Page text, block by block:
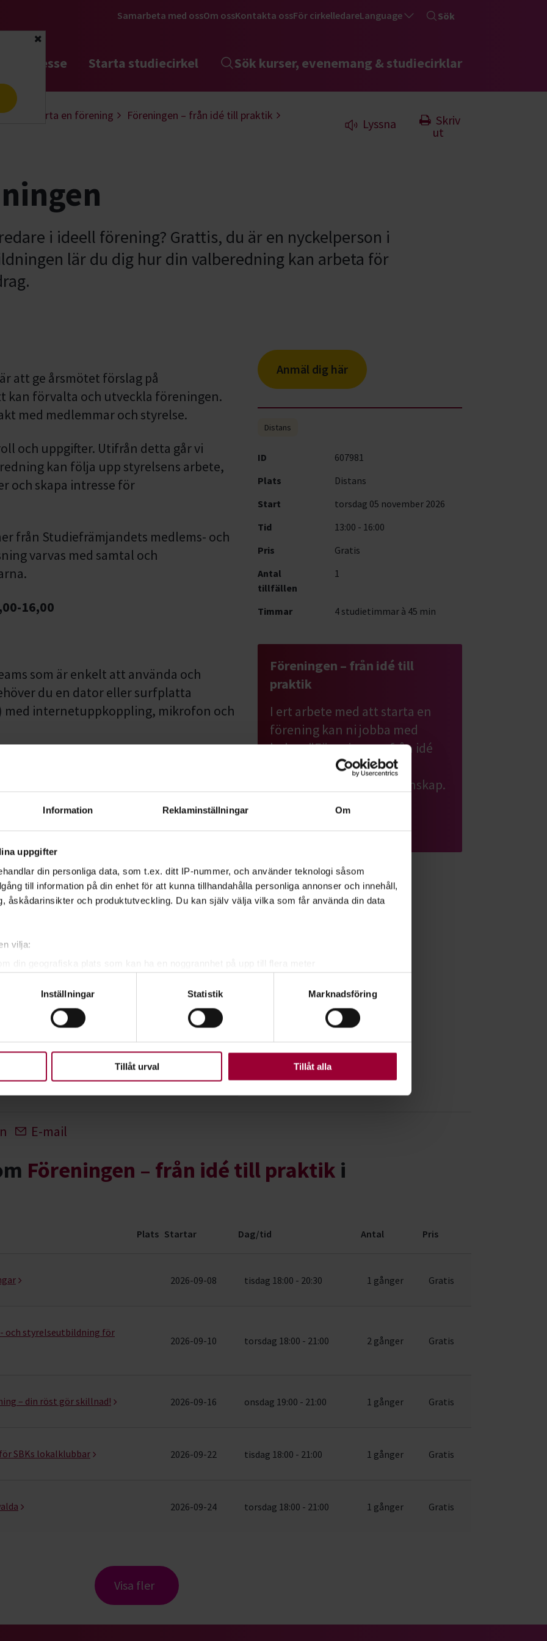
Information Reklaminställningar Om
uppgifter
din personliga data, som t.ex. ditt IP-nummer, och använder teknologi såsom
till information på din enhet för att kunna tillhandahålla personliga annonser och innehåll,
åskådarinsikter och produktutveckling. Du kan själv välja vilka som får använda din data
vilja:
din geografiska plats som kan ha en noggrannhet på upp till flera meter
uppgifter behandlas och ställ in dina preferenser i
detaljsektionen . Du kan ändra
när som helst från cookie-förklaringen.
som möjligt använder vi kakor (cookies) på vår webbplats. Vissa kakor är
Inställningar Statistik Marknadsföring
Tillåt urval Tillåt alla
Stäng
Samarbeta med ossOm ossKontakta ossFör cirkelledareLanguage Sök
intresse Starta studiecirkel Sök kurser, evenemang & studiecirklar
Starta en förening
Föreningen – från idé till praktik
Lyssna
Skriv
ut
i ideell förening? Grattis, du är en nyckelperson i
lär du dig hur din valberedning kan arbeta för
att ge årsmötet förslag på
kan förvalta och utveckla föreningen.
med medlemmar och styrelse.
och uppgifter. Utifrån detta går vi
kan följa upp styrelsens arbete,
och skapa intresse för
från Studiefrämjandets medlems- och
varvas med samtal och
16,00
som är enkelt att använda och
du en dator eller surfplatta
med internetuppkoppling, mikrofon och
redan idag!
Studiefrämjandets verksamhet.
Natur
Anmäl dig här
Distans
ID
607981
Plats
Distans
Start
torsdag 05 november 2026
Tid
13:00 - 16:00
Pris
Gratis
Antal
tillfällen
1
Timmar 4 studietimmar à 45 min
Föreningen – från idé till
praktik
I ert arbete med att starta en
förening kan ni jobba med
boken "Föreningen - från idé
till praktik". Här lär ni er
grunderna i föreningskunskap.
E-mail
Föreningen – från idé till praktik i
Plats Startar Dag/tid Antal Pris
2026-09-08 tisdag 18:00 - 20:30 1 gånger Gratis
och styrelseutbildning för
2026-09-10 torsdag 18:00 - 21:00 2 gånger Gratis
– din röst gör skillnad! 2026-09-16 onsdag 19:00 - 21:00 1 gånger Gratis
SBKs lokalklubbar 2026-09-22 tisdag 18:00 - 21:00 1 gånger Gratis
2026-09-24 torsdag 18:00 - 21:00 1 gånger Gratis
Visa fler